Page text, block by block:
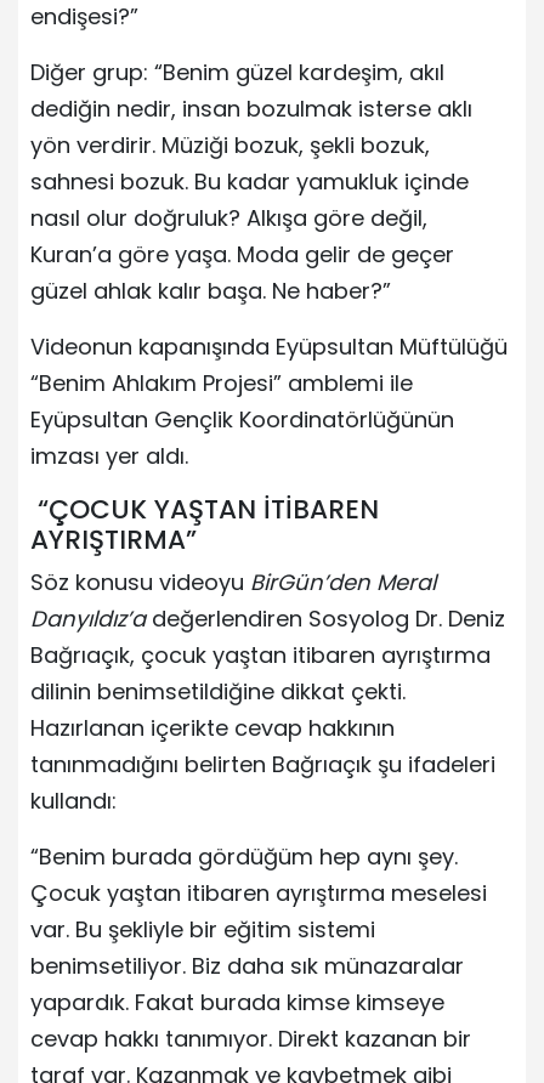
endişesi?”
Diğer grup: “Benim güzel kardeşim, akıl
dediğin nedir, insan bozulmak isterse aklı
yön verdirir. Müziği bozuk, şekli bozuk,
sahnesi bozuk. Bu kadar yamukluk içinde
nasıl olur doğruluk? Alkışa göre değil,
Kuran’a göre yaşa. Moda gelir de geçer
güzel ahlak kalır başa. Ne haber?”
Videonun kapanışında Eyüpsultan Müftülüğü
“Benim Ahlakım Projesi” amblemi ile
Eyüpsultan Gençlik Koordinatörlüğünün
imzası yer aldı.
“ÇOCUK YAŞTAN İTİBAREN
AYRIŞTIRMA”
Söz konusu videoyu BirGün’den Meral
Danyıldız’adeğerlendiren Sosyolog Dr. Deniz
Bağrıaçık, çocuk yaştan itibaren ayrıştırma
dilinin benimsetildiğine dikkat çekti.
Hazırlanan içerikte cevap hakkının
tanınmadığını belirten Bağrıaçık şu ifadeleri
kullandı:
“Benim burada gördüğüm hep aynı şey.
Çocuk yaştan itibaren ayrıştırma meselesi
var. Bu şekliyle bir eğitim sistemi
benimsetiliyor. Biz daha sık münazaralar
yapardık. Fakat burada kimse kimseye
cevap hakkı tanımıyor. Direkt kazanan bir
taraf var. Kazanmak ve kaybetmek gibi